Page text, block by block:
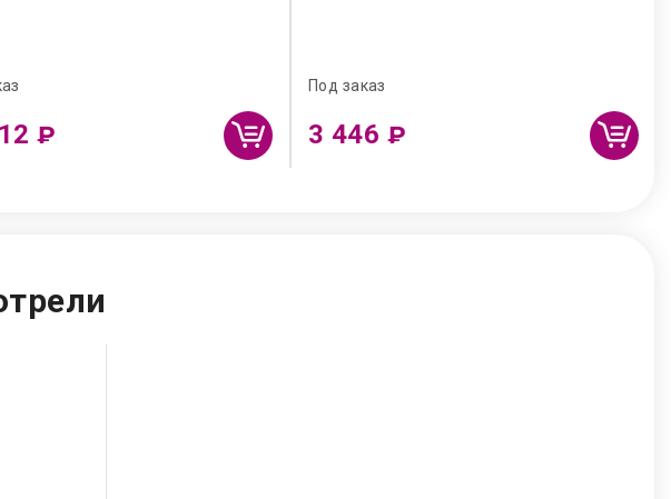
₽
Под заказ
3 446 ₽